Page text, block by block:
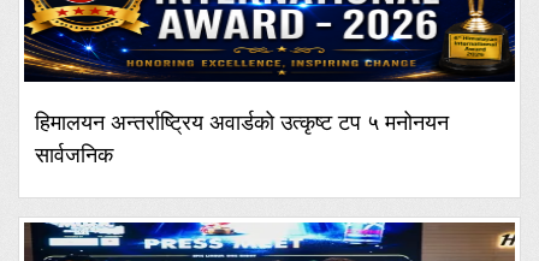
हिमालयन अन्तर्राष्ट्रिय अवार्डको उत्कृष्ट टप ५ मनोनयन
सार्वजनिक